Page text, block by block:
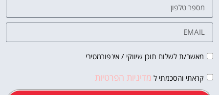
מאשר/ת לשלוח תוכן שיווקי / אינפורמטיבי
קראתי והסכמתי ל מדיניות הפרטיות